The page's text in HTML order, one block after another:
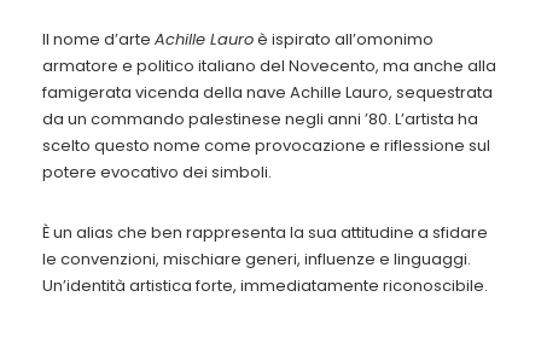
Il nome d’arte Achille Lauroè ispirato all’omonimo
armatore e politico italiano del Novecento, ma anche alla
famigerata vicenda della nave Achille Lauro, sequestrata
da un commando palestinese negli anni ’80. L’artista ha
scelto questo nome come provocazione e riflessione sul
potere evocativo dei simboli.
È un alias che ben rappresenta la sua attitudine a sfidare
le convenzioni, mischiare generi, influenze e linguaggi.
Un’identità artistica forte, immediatamente riconoscibile.